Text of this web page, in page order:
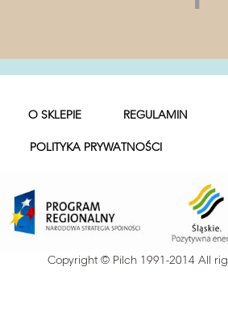
O SKLEPIE REGULAMIN
POLITYKA PRYWATNOŚCI
Copyright © Pilch 1991-2014 All